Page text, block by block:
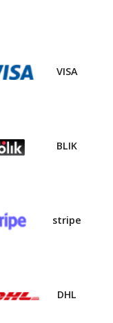
VISA
BLIK
stripe
DHL